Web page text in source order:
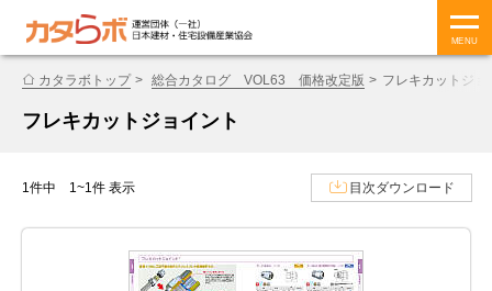
MENU
カタラボトップ 総合カタログ VOL63 価格改定版 フレキカットジョ
フレキカットジョイント
1件中 1~1件 表示 目次ダウンロード